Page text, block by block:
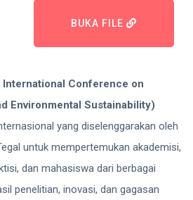
BUKA FILE
International Conference on
Environmental Sustainability)
yang diselenggarakan oleh
untuk mempertemukan akademisi,
dan mahasiswa dari berbagai
penelitian, inovasi, dan gagasan